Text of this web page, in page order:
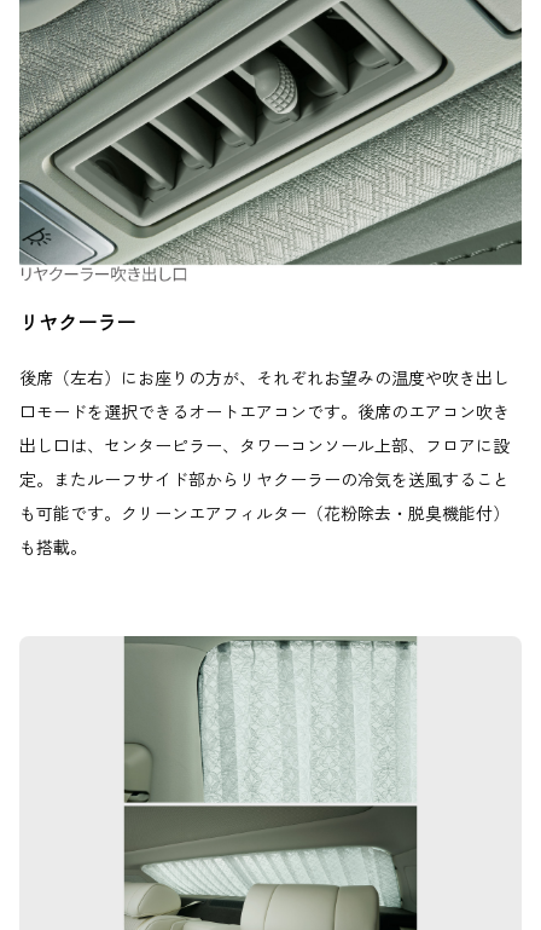
リヤクーラー
後席（左右）にお座りの方が、それぞれお望みの温度や吹き出し
口モードを選択できるオートエアコンです。後席のエアコン吹き
出し口は、センターピラー、タワーコンソール上部、フロアに設
定。またルーフサイド部からリヤクーラーの冷気を送風すること
も可能です。クリーンエアフィルター（花粉除去・脱臭機能付）
も搭載。